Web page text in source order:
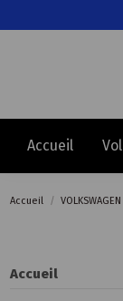
Accueil
Accueil VOLKSWAGEN
Accueil